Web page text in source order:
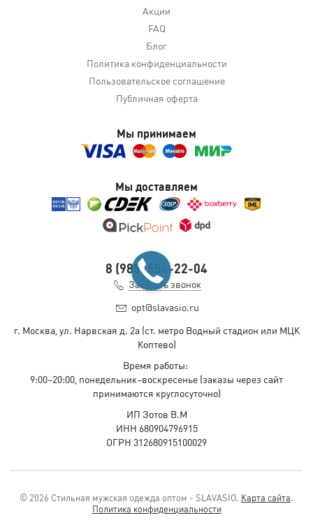
Акции
FAQ
Блог
Политика конфиденциальности
Пользовательское соглашение
Публичная оферта
Мы принимаем
Мы доставляем
8 (985) 554-22-04
Заказать звонок
opt@slavasio.ru
г. Москва, ул. Нарвская д. 2а(ст. метро Водный стадион или МЦК
Коптево)
Время работы:
9:00–20:00, понедельник–воскресенье (заказы через сайт
принимаются круглосуточно)
ИП Зотов В.М
ИНН 680904796915
ОГРН 312680915100029
© 2026 Стильная мужская одежда оптом - SLAVASIO. Карта сайта.
Политика конфиденциальности